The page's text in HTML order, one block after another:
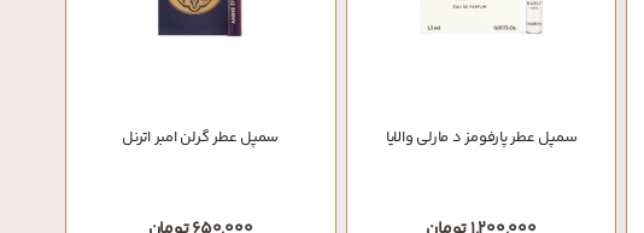
سمپل عطر پارفومز د مارلی والایا سمپل عطر گرلن امبر اترنل